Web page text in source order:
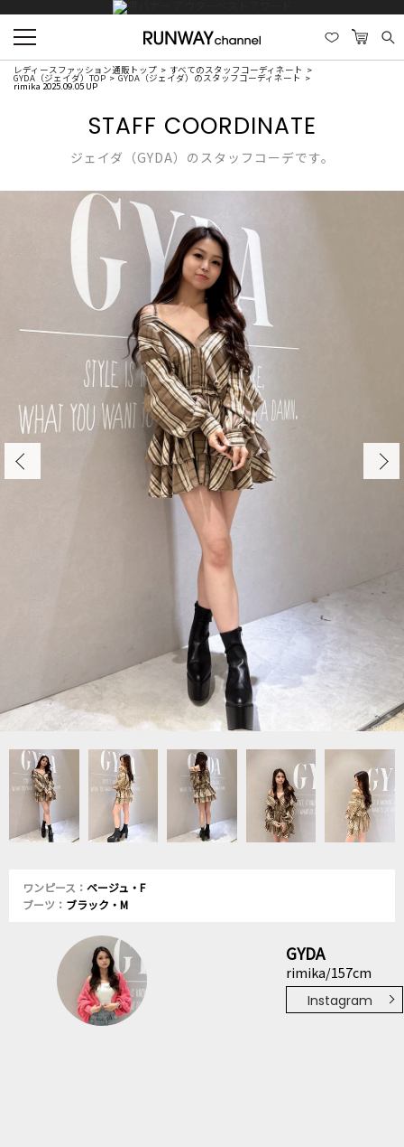
レディースファッション通販トップ すべてのスタッフコーディネート
GYDA（ジェイダ）TOP GYDA（ジェイダ）のスタッフコーディネート
rimika 2025.09.05 UP
STAFF COORDINATE
ジェイダ（GYDA）のスタッフコーデです。
ワンピース： ベージュ・F
ブーツ： ブラック・M
GYDA
rimika/157cm
Instagram